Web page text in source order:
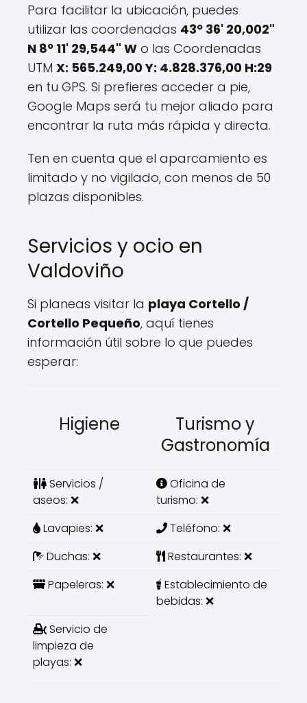
Para facilitar la ubicación, puedes
utilizar las coordenadas 43º 36' 20,002"
N 8º 11' 29,544" W o las Coordenadas
UTM X: 565.249,00 Y: 4.828.376,00 H:29
en tu GPS. Si prefieres acceder a pie,
Google Maps será tu mejor aliado para
encontrar la ruta más rápida y directa.
Ten en cuenta que el aparcamiento es
limitado y no vigilado, con menos de 50
plazas disponibles.
Servicios y ocio en
Valdoviño
Si planeas visitar la playa Cortello /
Cortello Pequeño, aquí tienes
información útil sobre lo que puedes
esperar:
Higiene
Turismo y
Gastronomía
Servicios /
aseos: ❌
Oficina de
turismo: ❌
Lavapies: ❌
Teléfono: ❌
Duchas: ❌
Restaurantes: ❌
Papeleras: ❌
Establecimiento de
bebidas: ❌
Servicio de
limpieza de
playas: ❌